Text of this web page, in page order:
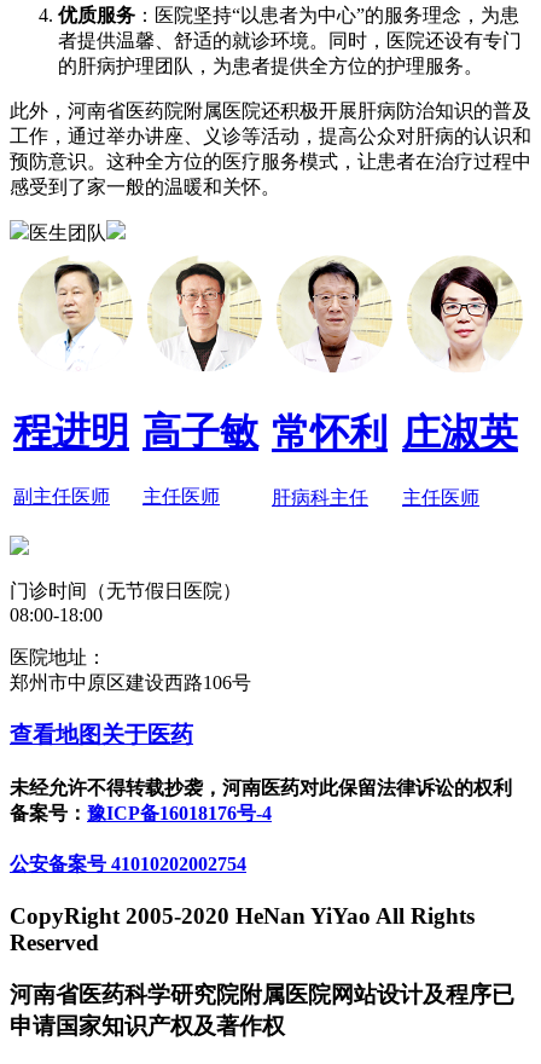
优质服务 ：医院坚持“以患者为中心”的服务理念，为患
者提供温馨、舒适的就诊环境。同时，医院还设有专门
的肝病护理团队，为患者提供全方位的护理服务。
此外，河南省医药院附属医院还积极开展肝病防治知识的普及
工作，通过举办讲座、义诊等活动，提高公众对肝病的认识和
预防意识。这种全方位的医疗服务模式，让患者在治疗过程中
感受到了家一般的温暖和关怀。
医生团队
程进明
副主任医师
高子敏
主任医师
常怀利
肝病科主任
庄淑英
主任医师
门诊时间（无节假日医院）
08:00-18:00
医院地址：
郑州市中原区建设西路106号
查看地图关于医药
未经允许不得转载抄袭，河南医药对此保留法律诉讼的权利
备案号： 豫ICP备16018176号-4
公安备案号 41010202002754
CopyRight 2005-2020 HeNan YiYao All Rights
Reserved
河南省医药科学研究院附属医院网站设计及程序已
申请国家知识产权及著作权